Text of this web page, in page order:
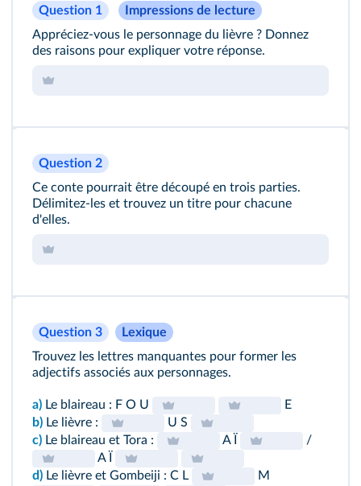
Question 1
Impressions de lecture
Appréciez-vous le personnage du lièvre ? Donnez
des raisons pour expliquer votre réponse.
Question 2
Ce conte pourrait être découpé en trois parties.
Délimitez-les et trouvez un titre pour chacune
d'elles.
Question 3
Lexique
Trouvez les lettres manquantes pour former les
adjectifs associés aux personnages.
a) Le blaireau : F O U
E
b) Le lièvre :
U S
c) Le blaireau et Tora : A Ï
/
A Ï
d) Le lièvre et Gombeiji : C L
M